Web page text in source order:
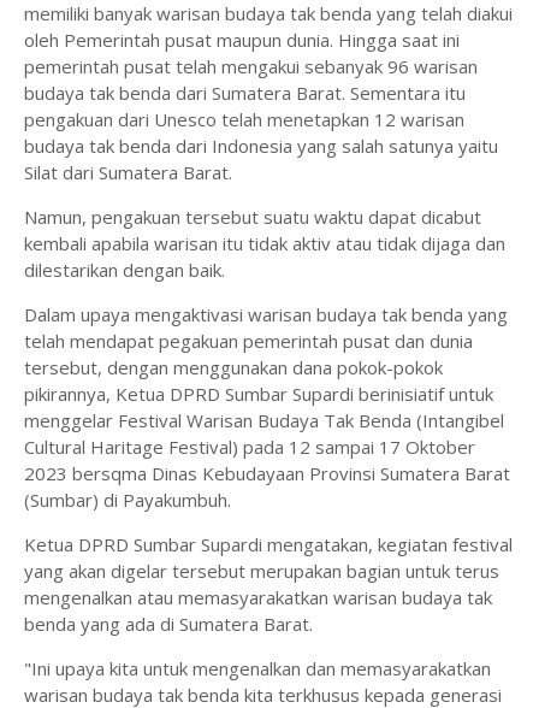
memiliki banyak warisan budaya tak benda yang telah diakui
oleh Pemerintah pusat maupun dunia. Hingga saat ini
pemerintah pusat telah mengakui sebanyak 96 warisan
budaya tak benda dari Sumatera Barat. Sementara itu
pengakuan dari Unesco telah menetapkan 12 warisan
budaya tak benda dari Indonesia yang salah satunya yaitu
Silat dari Sumatera Barat.
Namun, pengakuan tersebut suatu waktu dapat dicabut
kembali apabila warisan itu tidak aktiv atau tidak dijaga dan
dilestarikan dengan baik.
Dalam upaya mengaktivasi warisan budaya tak benda yang
telah mendapat pegakuan pemerintah pusat dan dunia
tersebut, dengan menggunakan dana pokok-pokok
pikirannya, Ketua DPRD Sumbar Supardi berinisiatif untuk
menggelar Festival Warisan Budaya Tak Benda (Intangibel
Cultural Haritage Festival) pada 12 sampai 17 Oktober
2023 bersqma Dinas Kebudayaan Provinsi Sumatera Barat
(Sumbar) di Payakumbuh.
Ketua DPRD Sumbar Supardi mengatakan, kegiatan festival
yang akan digelar tersebut merupakan bagian untuk terus
mengenalkan atau memasyarakatkan warisan budaya tak
benda yang ada di Sumatera Barat.
"Ini upaya kita untuk mengenalkan dan memasyarakatkan
warisan budaya tak benda kita terkhusus kepada generasi